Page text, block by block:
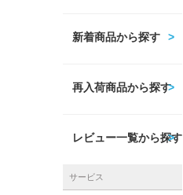
新着商品から探す
再入荷商品から探す
レビュー一覧から探す
サービス